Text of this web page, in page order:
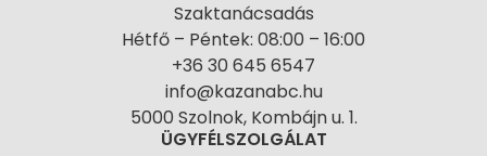
Szaktanácsadás
Hétfő – Péntek: 08:00 – 16:00
+36 30 645 6547
info@kazanabc.hu
5000 Szolnok, Kombájn u. 1.
ÜGYFÉLSZOLGÁLAT